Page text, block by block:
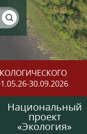
30.09.2026
Национальный
проект
«Экология»